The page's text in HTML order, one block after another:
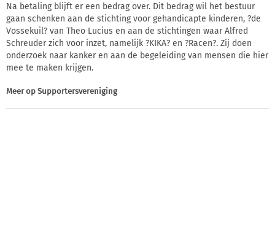
Na betaling blijft er een bedrag over. Dit bedrag wil het bestuur
gaan schenken aan de stichting voor gehandicapte kinderen, ?de
Vossekuil? van Theo Lucius en aan de stichtingen waar Alfred
Schreuder zich voor inzet, namelijk ?KIKA? en ?Racen?. Zij doen
onderzoek naar kanker en aan de begeleiding van mensen die hier
mee te maken krijgen.
Meer op Supportersvereniging